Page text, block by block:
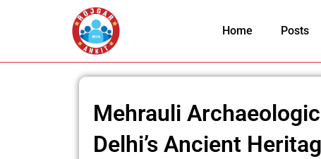
Home Posts
Mehrauli
Delhi’s Ancient